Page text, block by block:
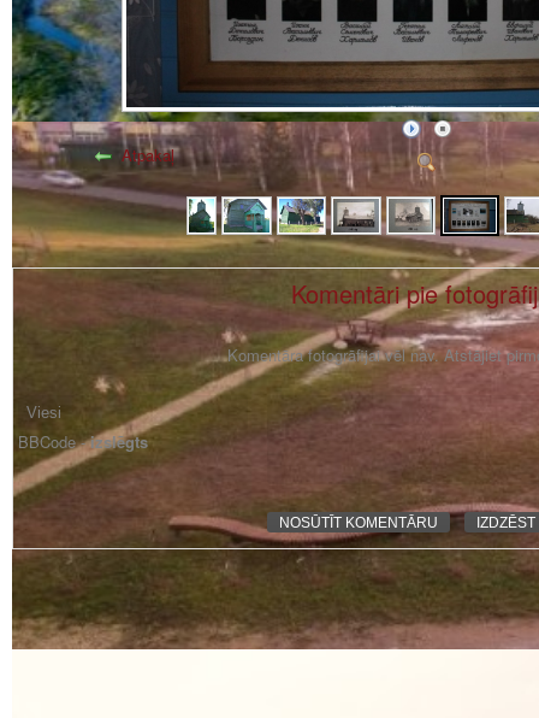
Atpakaļ
Komentāri pie
Komentāra fotogrāfijai vēl nav. Atstājiet
BBCode -izslēgts